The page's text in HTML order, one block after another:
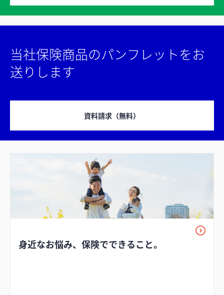
当社保険商品のパンフレットをお
送りします
資料請求（無料）
身近なお悩み、保険でできること。